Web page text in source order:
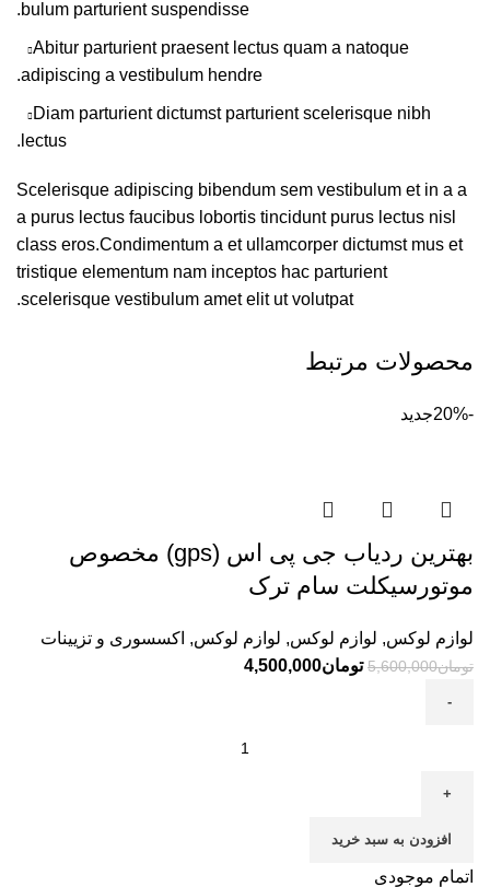
bulum parturient suspendisse.
Abitur parturient praesent lectus quam a natoque
adipiscing a vestibulum hendre.
Diam parturient dictumst parturient scelerisque nibh
lectus.
Scelerisque adipiscing bibendum sem vestibulum et in a a
a purus lectus faucibus lobortis tincidunt purus lectus nisl
class eros.Condimentum a et ullamcorper dictumst mus et
tristique elementum nam inceptos hac parturient
scelerisque vestibulum amet elit ut volutpat.
محصولات مرتبط
-20% جدید
بهترین ردیاب جی پی اس (gps) مخصوص
موتورسیکلت سام ترک
لوازم لوکس, لوازم لوکس, لوازم لوکس, اکسسوری و تزیینات
تومان5,600,000 تومان4,500,000
افزودن به سبد خرید
اتمام موجودی